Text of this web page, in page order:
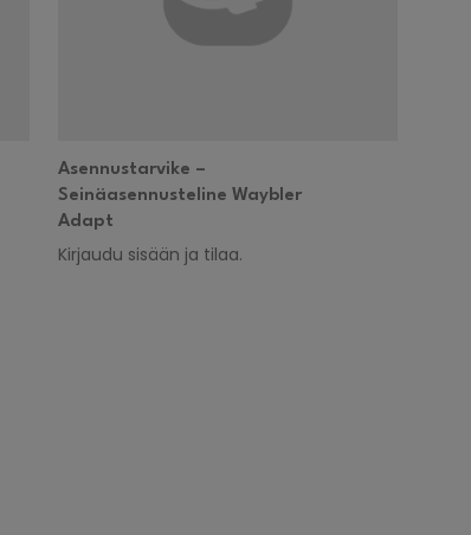
Asennustarvike –
Seinäasennusteline Waybler
Adapt
Kirjaudu sisään ja tilaa.